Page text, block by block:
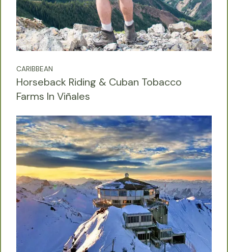
CARIBBEAN
Horseback Riding & Cuban Tobacco
Farms In Viñales